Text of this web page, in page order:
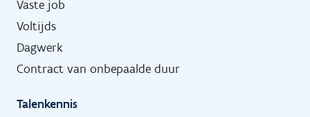
Vaste job
Voltijds
Dagwerk
Contract van onbepaalde duur
Talenkennis